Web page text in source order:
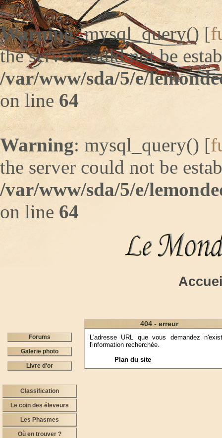
Warning: mysql_query() [
the server could not be
/var/www/sda/5/e/
on line 64
Warning: mysql_query() [
the server could not be
/var/www/sda/5/e/
on line 64
Forums
Galerie photo
Livre d'or
Classification
Le coin des éleveurs
Les Phasmes
Où en trouver ?
404 - erreur
L'adresse URL que vous demandez
l'information recherchée.
Plan du site